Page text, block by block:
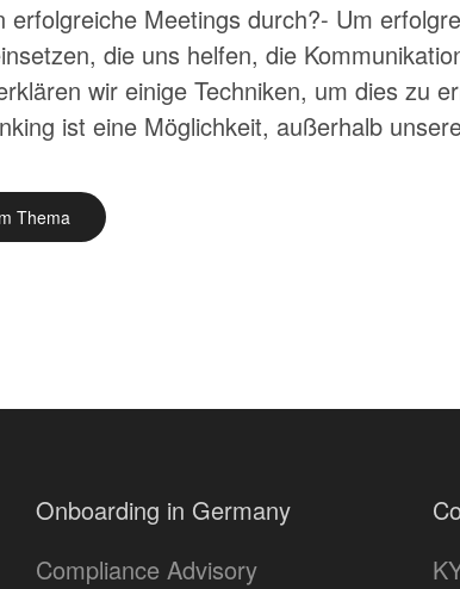
erfolgreiche Meetings durch?- Um
die uns helfen, die
wir einige Techniken, um dies zu
ist eine Möglichkeit, außerhalb
Thema
Onboarding in Germany
Compliance Advisory